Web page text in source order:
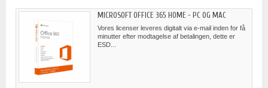
MICROSOFT OFFICE 365 HOME - PC OG MAC
Vores licenser leveres digitalt via e-mail inden for få
minutter efter modtagelse af betalingen, dette er
ESD...